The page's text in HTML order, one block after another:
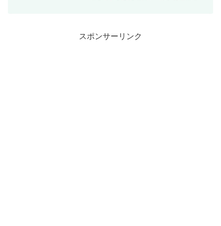
スポンサーリンク